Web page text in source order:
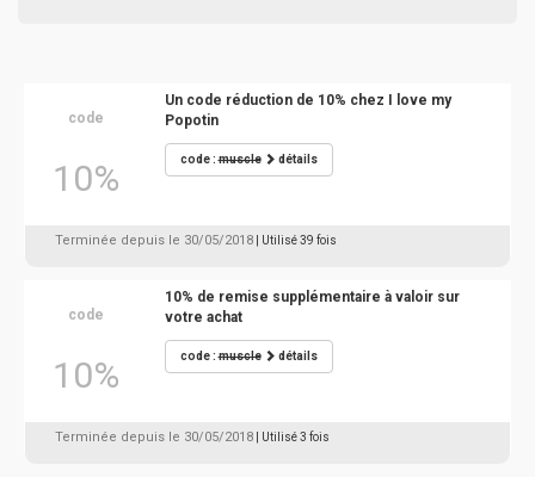
code
10%
Un code réduction de 10% chez I love my
Popotin
code :muscle détails
Terminée depuis le 30/05/2018 | Utilisé 39 fois
code
10%
10% de remise supplémentaire à valoir sur
votre achat
code :muscle détails
Terminée depuis le 30/05/2018 | Utilisé 3 fois